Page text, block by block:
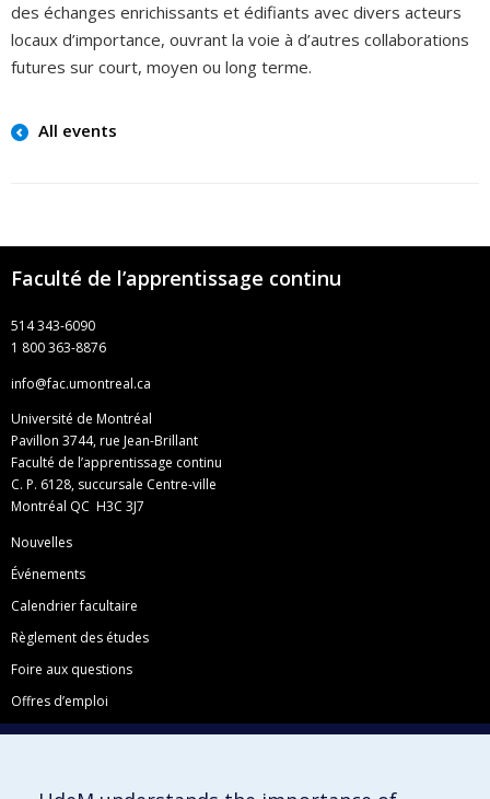
des échanges enrichissants et édifiants avec divers acteurs
locaux d’importance, ouvrant la voie à d’autres collaborations
futures sur court, moyen ou long terme.
All events
Faculté de l’apprentissage continu
514 343-6090
1 800 363-8876
info@fac.umontreal.ca
Université de Montréal
Pavillon 3744, rue Jean-Brillant
Faculté de l’apprentissage continu
C. P. 6128, succursale Centre-ville
Montréal QC H3C 3J7
Nouvelles
Événements
Calendrier facultaire
Règlement des études
Foire aux questions
Offres d’emploi
Facebook